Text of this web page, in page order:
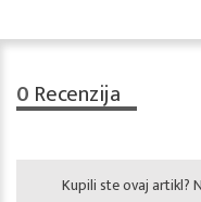
0 Recenzija
Kupili ste ovaj artikl?